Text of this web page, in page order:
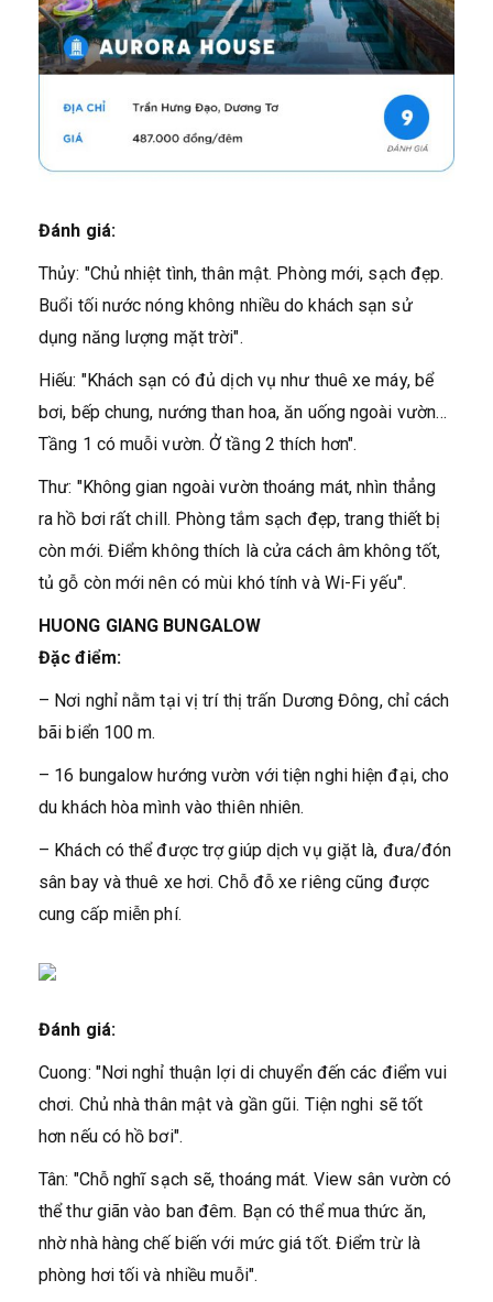
Đánh giá:
Thủy: "Chủ nhiệt tình, thân mật. Phòng mới, sạch đẹp.
Buổi tối nước nóng không nhiều do khách sạn sử
dụng năng lượng mặt trời".
Hiếu: "Khách sạn có đủ dịch vụ như thuê xe máy, bể
bơi, bếp chung, nướng than hoa, ăn uống ngoài vườn…
Tầng 1 có muỗi vườn. Ở tầng 2 thích hơn".
Thư: "Không gian ngoài vườn thoáng mát, nhìn thẳng
ra hồ bơi rất chill. Phòng tắm sạch đẹp, trang thiết bị
còn mới. Điểm không thích là cửa cách âm không tốt,
tủ gỗ còn mới nên có mùi khó tính và Wi-Fi yếu".
HUONG GIANG BUNGALOW
Đặc điểm:
– Nơi nghỉ nằm tại vị trí thị trấn Dương Đông, chỉ cách
bãi biển 100 m.
– 16 bungalow hướng vườn với tiện nghi hiện đại, cho
du khách hòa mình vào thiên nhiên.
– Khách có thể được trợ giúp dịch vụ giặt là, đưa/đón
sân bay và thuê xe hơi. Chỗ đỗ xe riêng cũng được
cung cấp miễn phí.
Đánh giá:
Cuong: "Nơi nghỉ thuận lợi di chuyển đến các điểm vui
chơi. Chủ nhà thân mật và gần gũi. Tiện nghi sẽ tốt
hơn nếu có hồ bơi".
Tân: "Chỗ nghĩ sạch sẽ, thoáng mát. View sân vườn có
thể thư giãn vào ban đêm. Bạn có thể mua thức ăn,
nhờ nhà hàng chế biến với mức giá tốt. Điểm trừ là
phòng hơi tối và nhiều muỗi".